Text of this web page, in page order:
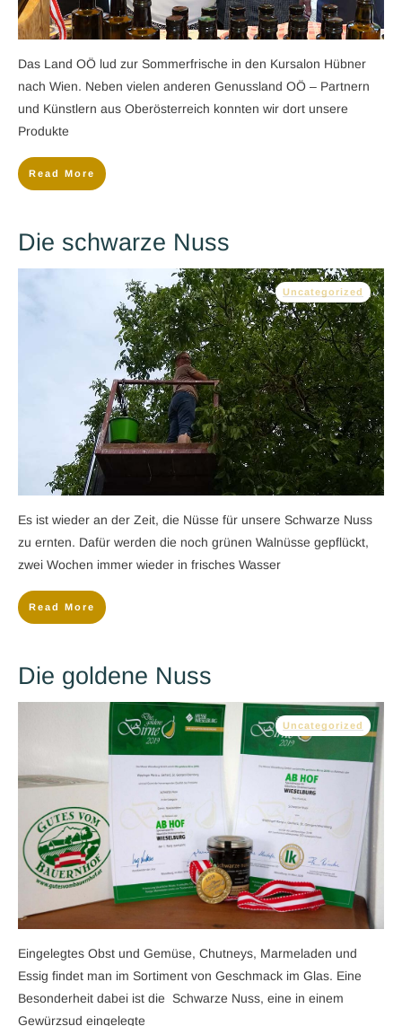
​Das Land OÖ lud zur Sommerfrische in den Kursalon Hübner
nach Wien. Neben vielen anderen Genussland OÖ – Partnern
und Künstlern aus Oberösterreich konnten wir dort unsere
Produkte
Read More
Die schwarze Nuss
Uncategorized
​Es ist wieder an der Zeit, die Nüsse für unsere Schwarze Nuss
zu ernten. Dafür werden die noch grünen Walnüsse gepflückt,
zwei Wochen immer wieder in frisches Wasser
Read More
Die goldene Nuss
Uncategorized
​Eingelegtes Obst und Gemüse, Chutneys, Marmeladen und
Essig findet man im Sortiment von Geschmack im Glas. Eine
Besonderheit dabei ist die Schwarze Nuss, eine in einem
Gewürzsud eingelegte